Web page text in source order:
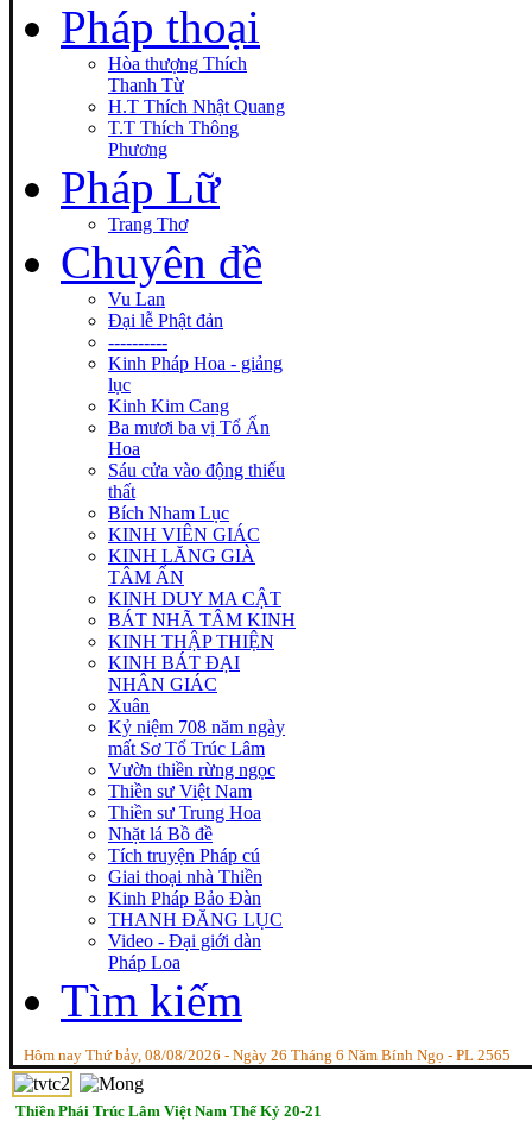
Pháp thoại
Hòa thượng Thích
Thanh Từ
H.T Thích Nhật Quang
T.T Thích Thông
Phương
Pháp Lữ
Trang Thơ
Chuyên đề
Vu Lan
Đại lễ Phật đản
----------
Kinh Pháp Hoa - giảng
lục
Kinh Kim Cang
Ba mươi ba vị Tổ Ấn
Hoa
Sáu cửa vào động thiếu
thất
Bích Nham Lục
KINH VIÊN GIÁC
KINH LĂNG GIÀ
TÂM ẤN
KINH DUY MA CẬT
BÁT NHÃ TÂM KINH
KINH THẬP THIỆN
KINH BÁT ĐẠI
NHÂN GIÁC
Xuân
Kỷ niệm 708 năm ngày
mất Sơ Tổ Trúc Lâm
Vườn thiền rừng ngọc
Thiền sư Việt Nam
Thiền sư Trung Hoa
Nhặt lá Bồ đề
Tích truyện Pháp cú
Giai thoại nhà Thiền
Kinh Pháp Bảo Đàn
THANH ĐĂNG LỤC
Video - Đại giới dàn
Pháp Loa
Tìm kiếm
Hôm nay Thứ bảy, 08/08/2026 - Ngày 26 Tháng 6 Năm Bính Ngọ - PL 2565
Thiền Phái Trúc Lâm Việt Nam Thế Kỷ 20-21